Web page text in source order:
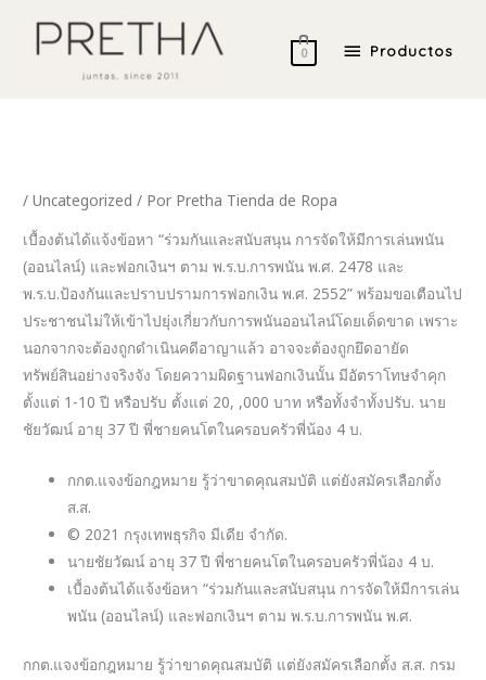
Productos
0
/Uncategorized / Por Pretha Tienda de Ropa
เบื้องต้นได้แจ้งข้อหา “ร่วมกันและสนับสนุน การจัดให้มีการเล่นพนัน
(ออนไลน์) และฟอกเงินฯ ตาม พ.ร.บ.การพนัน พ.ศ. 2478 และ
พ.ร.บ.ป้องกันและปราบปรามการฟอกเงิน พ.ศ. 2552” พร้อมขอเตือนไป
ประชาชนไม่ให้เข้าไปยุ่งเกี่ยวกับการพนันออนไลน์โดยเด็ดขาด เพราะ
นอกจากจะต้องถูกดำเนินคดีอาญาแล้ว อาจจะต้องถูกยึดอายัด
ทรัพย์สินอย่างจริงจัง โดยความผิดฐานฟอกเงินนั้น มีอัตราโทษจำคุก
ตั้งแต่ 1-10 ปี หรือปรับ ตั้งแต่ 20, ,000 บาท หรือทั้งจำทั้งปรับ. นาย
ชัยวัฒน์ อายุ 37 ปี พี่ชายคนโตในครอบครัวพี่น้อง 4 บ.
กกต.แจงข้อกฎหมาย รู้ว่าขาดคุณสมบัติ แต่ยังสมัครเลือกตั้ง
ส.ส.
© 2021 กรุงเทพธุรกิจ มีเดีย จำกัด.
นายชัยวัฒน์ อายุ 37 ปี พี่ชายคนโตในครอบครัวพี่น้อง 4 บ.
เบื้องต้นได้แจ้งข้อหา “ร่วมกันและสนับสนุน การจัดให้มีการเล่น
พนัน (ออนไลน์) และฟอกเงินฯ ตาม พ.ร.บ.การพนัน พ.ศ.
กกต.แจงข้อกฎหมาย รู้ว่าขาดคุณสมบัติ แต่ยังสมัครเลือกตั้ง ส.ส. กรม